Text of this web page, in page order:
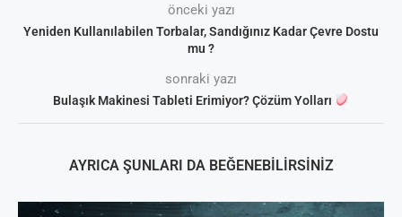
önceki yazı
Yeniden Kullanılabilen Torbalar, Sandığınız Kadar Çevre Dostu
mu ?
sonraki yazı
Bulaşık Makinesi Tableti Erimiyor? Çözüm Yolları
AYRICA ŞUNLARI DA BEĞENEBILIRSINIZ